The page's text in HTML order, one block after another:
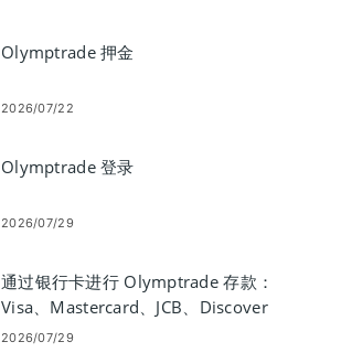
Olymptrade 押金
2026/07/22
Olymptrade 登录
2026/07/29
通过银行卡进行 Olymptrade 存款：
Visa、Mastercard、JCB、Discover
2026/07/29